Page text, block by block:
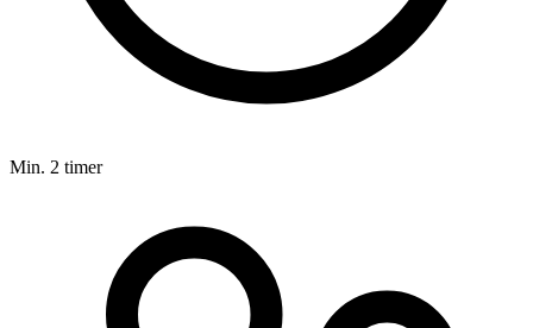
Min. 2 timer